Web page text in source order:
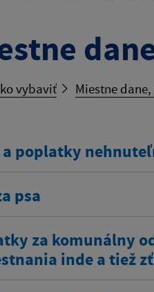
vybaviť Miestne
a poplatky
psa
za komunálny
inde a tiež